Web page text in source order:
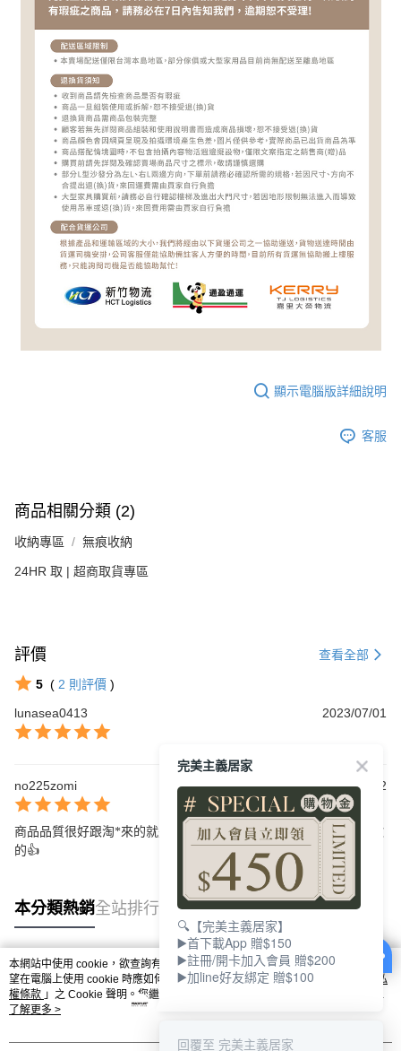
顯示電腦版詳細說明
客服
商品相關分類 (2)
收納專區 無痕收納
24HR 取 | 超商取貨專區
評價 查看全部
5 ( 2 則評價 )
lunasea0413
2023/07/01
no225zomi 2022/05/22
商品品質很好跟淘*來的就是不一樣，重點是出貨速度超快，超喜歡
的👍
本分類熱銷全站排行
熱門標籤
本網站中使用 cookie，欲查詢有關本網站使用 cookie 方式之詳情，及若您不希
望在電腦上使用 cookie 時應如何變更電腦的 cookie 設定，請參閱本網站「
隱私
權條款 」之 Cookie 聲明。您繼續使用本網站即表示您同意本公司得按本網站使
用條款之 Cookie 聲明使用 cookie。
了解更多 >
完美主義居家
🔍【完美主義居家】
▶️首下載App 贈$150
▶️註冊/開卡加入會員 贈$200
▶️加line好友綁定 贈$100
回覆至 完美主義居家